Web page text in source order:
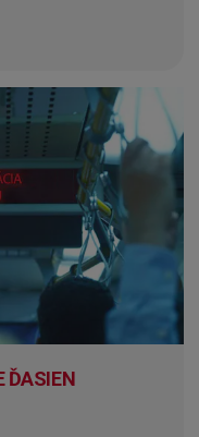
ĎASIEN